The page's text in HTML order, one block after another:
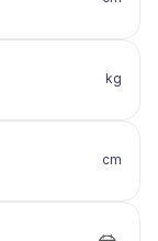
kg
cm